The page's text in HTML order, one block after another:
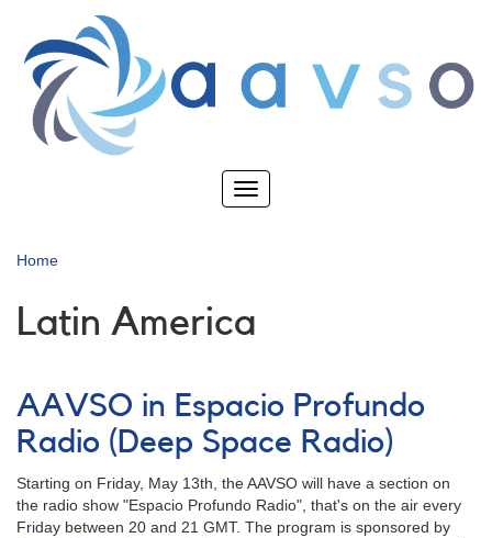
main
content
Toggle
Home
Latin America
AAVSO in Espacio Profundo
Radio (Deep Space Radio)
Starting on Friday, May 13th, the AAVSO will have a section on
the radio show "Espacio Profundo Radio", that's on the air every
Friday between 20 and 21 GMT. The program is sponsored by